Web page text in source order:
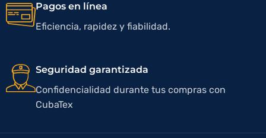
Pagos en línea
Eficiencia, rapidez y fiabilidad.
Seguridad garantizada
Confidencialidad durante tus compras con
CubaTex